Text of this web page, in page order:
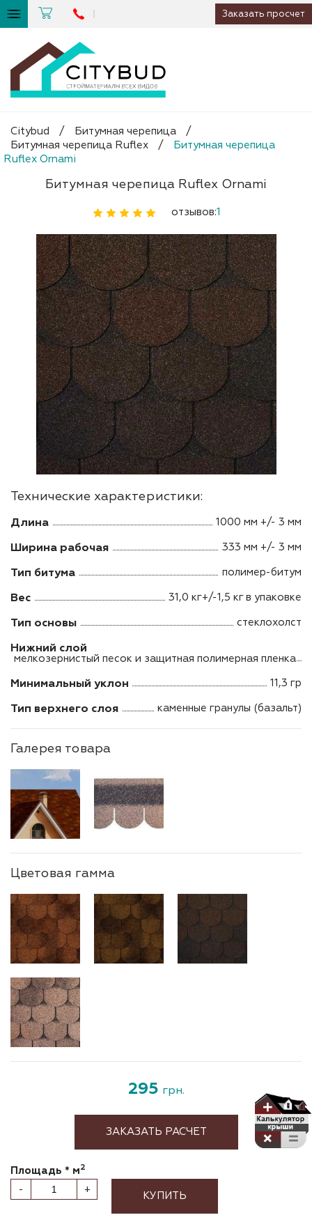
Заказать просчет
Citybud / Битумная черепица
/
Битумная черепица Ruflex
/
Битумная черепица
Ruflex Ornami
Битумная черепица Ruflex Ornami
отзывов:1
Технические характеристики:
Длина 1000 мм +/- 3 мм
Ширина рабочая 333 мм +/- 3 мм
Тип битума полимер-битум
Вес 31,0 кг+/-1,5 кг в упаковке
Тип основы стеклохолст
Нижний слой
мелкозернистый песок и защитная полимерная пленка
Минимальный уклон 11,3 гр
Тип верхнего слоя каменные гранулы (базальт)
Галерея товара
Цветовая гамма
295 грн.
ЗАКАЗАТЬ РАСЧЕТ
Площадь * м2
- + КУПИТЬ